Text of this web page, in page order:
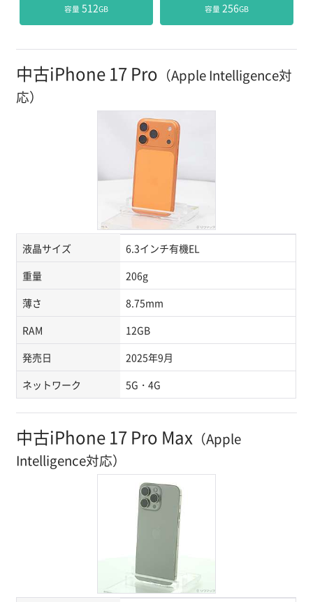
容量 512GB 容量 256GB
中古iPhone 17 Pro （Apple Intelligence対
応）
液晶サイズ
6.3インチ有機EL
重量
206g
薄さ
8.75mm
RAM
12GB
発売日
2025年9月
ネットワーク
5G・4G
中古iPhone 17 Pro Max （Apple
Intelligence対応）